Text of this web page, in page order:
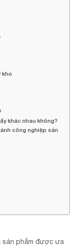
kho
khác nhau không?
công nghiệp sản
sản phẩm được ưa